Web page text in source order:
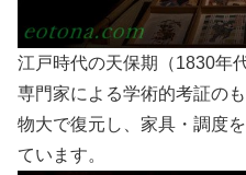
江戸時代の天保期（1830年
専門家による学術的考証の
物大で復元し、家具・調度
ています。